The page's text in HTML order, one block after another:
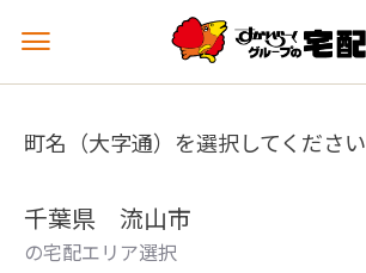
メ
ュ
を
町名（大字通）を選択してください
千葉県 流山市
の宅配エリア選択